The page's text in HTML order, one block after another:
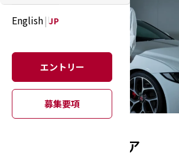
English
エントリー
募集要項
これまでのキャリア